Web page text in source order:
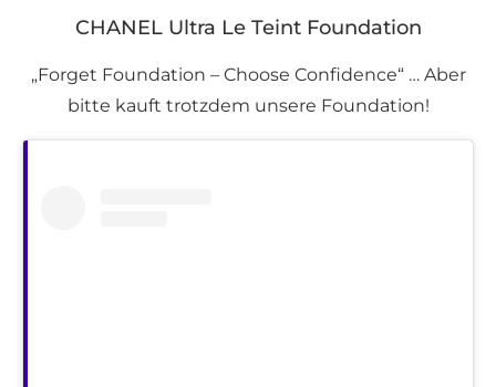
CHANEL Ultra Le Teint Foundation
„Forget Foundation – Choose Confidence“ … Aber
bitte kauft trotzdem unsere Foundation!